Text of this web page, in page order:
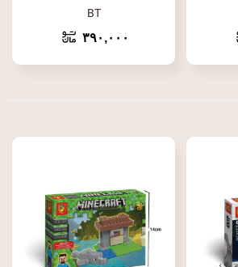
BT
۳۹۰,۰۰۰